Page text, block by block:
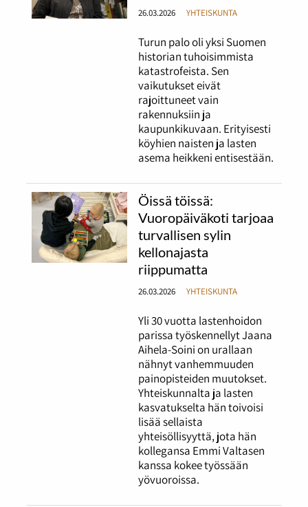
26.03.2026 YHTEISKUNTA
Turun palo oli yksi Suomen
historian tuhoisimmista
katastrofeista. Sen
vaikutukset eivät
rajoittuneet vain
rakennuksiin ja
kaupunkikuvaan. Erityisesti
köyhien naisten ja lasten
asema heikkeni entisestään.
Öissä töissä:
Vuoropäiväkoti tarjoaa
turvallisen sylin
kellonajasta
riippumatta
26.03.2026 YHTEISKUNTA
Yli 30 vuotta lastenhoidon
parissa työskennellyt Jaana
Aihela-Soini on urallaan
nähnyt vanhemmuuden
painopisteiden muutokset.
Yhteiskunnalta ja lasten
kasvatukselta hän toivoisi
lisää sellaista
yhteisöllisyyttä, jota hän
kollegansa Emmi Valtasen
kanssa kokee työssään
yövuoroissa.